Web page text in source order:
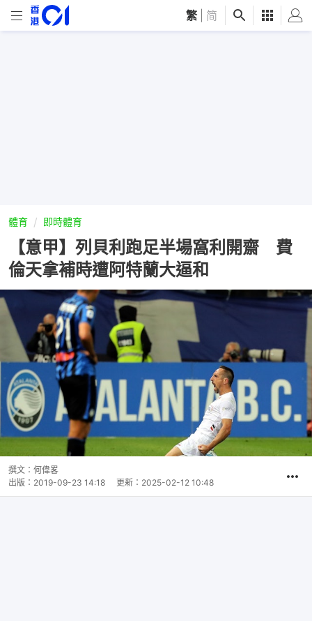
繁 简
體育 即時體育
【意甲】列貝利跑足半場窩利開齋 費
倫天拿補時遭阿特蘭大逼和
撰文： 何偉畧
出版： 2019-09-23 14:18 更新： 2025-02-12 10:48